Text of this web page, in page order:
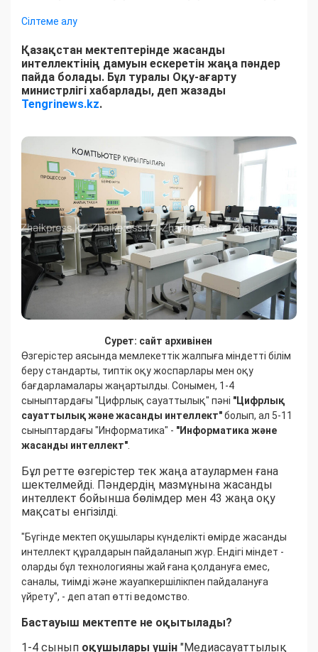
Сілтеме алу
Қазақстан мектептерінде жасанды
интеллектінің дамуын ескеретін жаңа пәндер
пайда болады. Бұл туралы Оқу-ағарту
министрлігі хабарлады, деп жазады
Tengrinews.kz.
Сурет: сайт архивінен
Өзгерістер аясында мемлекеттік жалпыға міндетті білім
беру стандарты, типтік оқу жоспарлары мен оқу
бағдарламалары жаңартылды. Сонымен, 1-4
сыныптардағы "Цифрлық сауаттылық" пәні "Цифрлық
сауаттылық және жасанды интеллект"болып, ал 5-11
сыныптардағы "Информатика" - "Информатика және
жасанды интеллект".
Бұл ретте өзгерістер тек жаңа атаулармен ғана
шектелмейді. Пәндердің мазмұнына жасанды
интеллект бойынша бөлімдер мен 43 жаңа оқу
мақсаты енгізілді.
"Бүгінде мектеп оқушылары күнделікті өмірде жасанды
интеллект құралдарын пайдаланып жүр. Ендігі міндет -
оларды бұл технологияны жай ғана қолдануға емес,
саналы, тиімді және жауапкершілікпен пайдалануға
үйрету", - деп атап өтті ведомство.
Бастауыш мектепте не оқытылады?
1-4 сынып оқушылары үшін "Медиасауаттылық